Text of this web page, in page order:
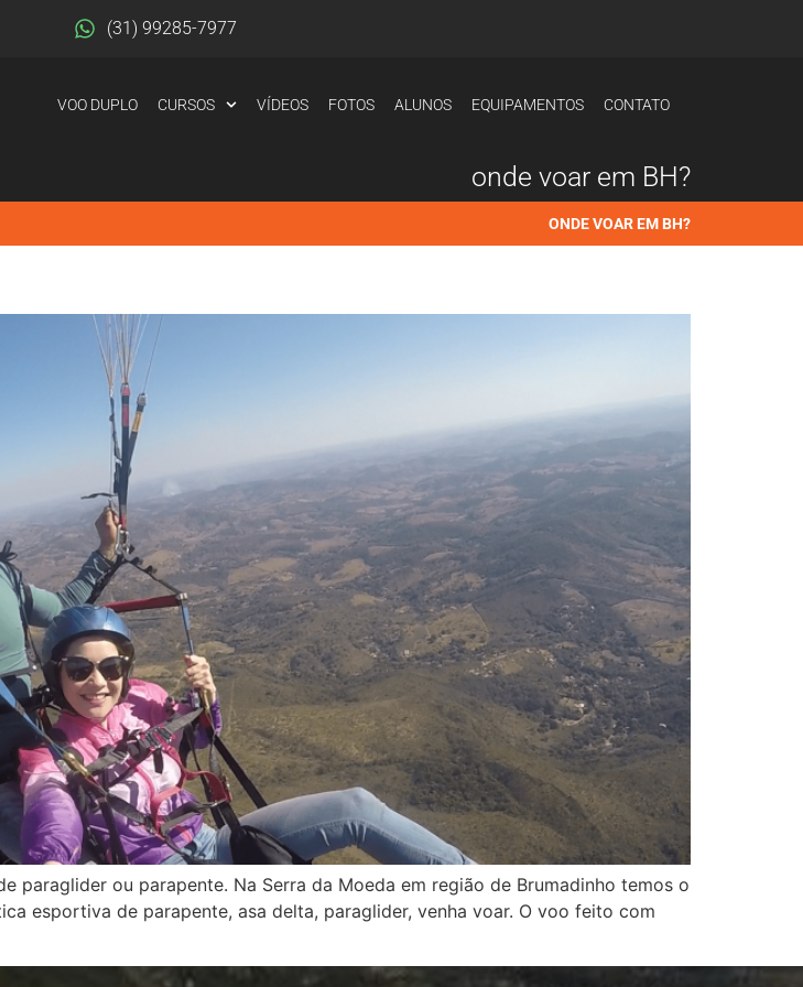
(31) 99285-7977
VOO DUPLO CURSOS VÍDEOS FOTOS ALUNOS EQUIPAMENTOS CONTATO
onde voar em BH?
ONDE VOAR EM BH?
paraglider ou parapente. Na Serra da Moeda em região de Brumadinho temos o
esportiva de parapente, asa delta, paraglider, venha voar. O voo feito com